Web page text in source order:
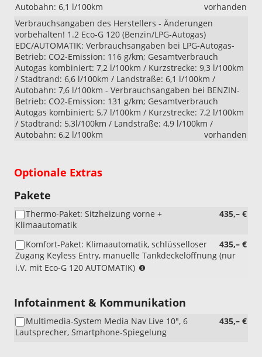
Autobahn: 6,1 l/100km
vorhanden
Verbrauchsangaben des Herstellers - Änderungen
vorbehalten! 1.2 Eco-G 120 (Benzin/LPG-Autogas)
EDC/AUTOMATIK: Verbrauchsangaben bei LPG-Autogas-
Betrieb: CO2-Emission: 116 g/km; Gesamtverbrauch
Autogas kombiniert: 7,2 l/100km / Kurzstrecke: 9,3 l/100km
/ Stadtrand: 6,6 l/100km / Landstraße: 6,1 l/100km /
Autobahn: 7,6 l/100km - Verbrauchsangaben bei BENZIN-
Betrieb: CO2-Emission: 131 g/km; Gesamtverbrauch
Autogas kombiniert: 5,7 l/100km / Kurzstrecke: 7,2 l/100km
/ Stadtrand: 5,3l/100km / Landstraße: 4,9 l/100km /
Autobahn: 6,2 l/100km
vorhanden
Optionale Extras
Pakete
435,– €
Thermo-Paket: Sitzheizung vorne +
Klimaautomatik
435,– €
Komfort-Paket: Klimaautomatik, schlüsselloser
Zugang Keyless Entry, manuelle Tankdeckelöffnung (nur
i.V. mit Eco-G 120 AUTOMATIK)
Eco-
120
AUTOMATIK)
Infotainment & Kommunikation
435,– €
Multimedia-System Media Nav Live 10", 6
Lautsprecher, Smartphone-Spiegelung